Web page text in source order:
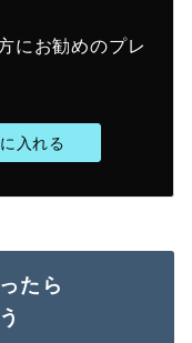
にお勧めのプレ
入れる
たら